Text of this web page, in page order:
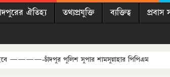
ঐতিহ্য তথ্যপ্রযুক্তি ব্যক্তিত্ব প্রবাস
————-চাঁদপুর পুলিশ সুপার শামসুন্নাহার পিপিএম